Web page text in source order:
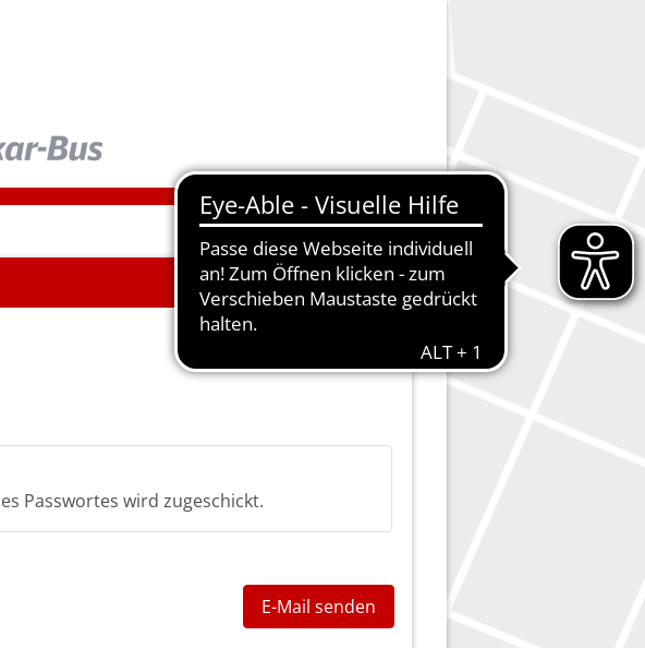
Passwortes wird zugeschickt.
E-Mail senden